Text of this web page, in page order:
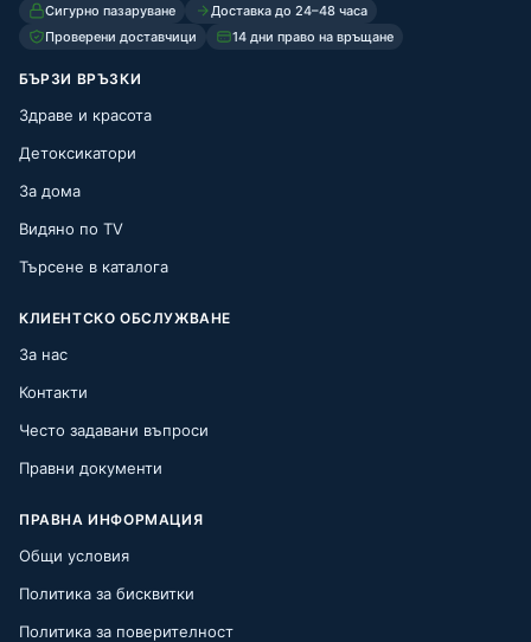
Сигурно пазаруване
Доставка до 24–48 часа
Проверени доставчици
14 дни право на връщане
БЪРЗИ ВРЪЗКИ
Здраве и красота
Детоксикатори
За дома
Видяно по TV
Търсене в каталога
КЛИЕНТСКО ОБСЛУЖВАНЕ
За нас
Контакти
Често задавани въпроси
Правни документи
ПРАВНА ИНФОРМАЦИЯ
Общи условия
Политика за бисквитки
Политика за поверителност